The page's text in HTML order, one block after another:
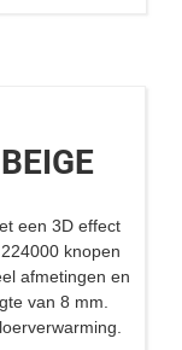
een 3D effect
knopen
afmetingen en
van 8 mm.